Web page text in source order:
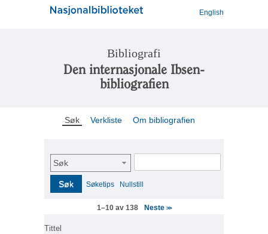
English
Bibliografi
Den internasjonale Ibsen-
bibliografien
Søk Verkliste Om bibliografien
Søk
Søk Søketips Nullstill
1–10 av 138 Neste >>
Tittel